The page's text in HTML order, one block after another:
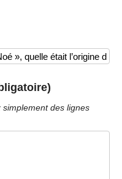
des lignes